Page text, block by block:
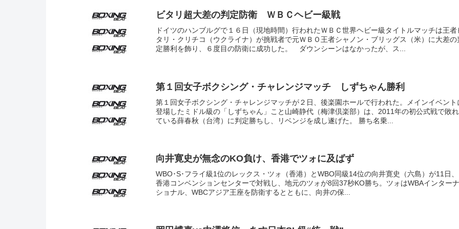
ビタリ超大差の判定防衛 ＷＢＣヘビー級戦
ドイツのハンブルグで１６日（現地時間）行われたＷＢＣ世界ヘビー級タイトルマッチは王者
タリ・クリチコ（ウクライナ）が挑戦者で元ＷＢＯ王者シャノン・ブリッグス（米）に大差の
定勝利を飾り、６度目の防衛に成功した。 ダウンシーンはなかったが、ス...
第１回女子ボクシング・チャレンジマッチ しずちゃん勝利
第１回女子ボクシング・チャレンジマッチが２日、後楽園ホールで行われた。メインイベント
登場したミドル級の「しずちゃん」こと山崎静代（梅津倶楽部）は、2011年の初公式戦で敗れ
ている薛春秋（台湾）に判定勝ちし、リベンジを成し遂げた。 勝ち名乗...
向井寛史が無念のKO負け、香港でツォに及ばず
WBO･S･フライ級1位のレックス・ツォ（香港）とWBO同級14位の向井寛史（六島）が11日、
香港コンベンションセンターで対戦し、地元のツォが8回37秒KO勝ち。ツォはWBAインターナ
ショナル、WBCアジア王座を防衛するとともに、向井の保...